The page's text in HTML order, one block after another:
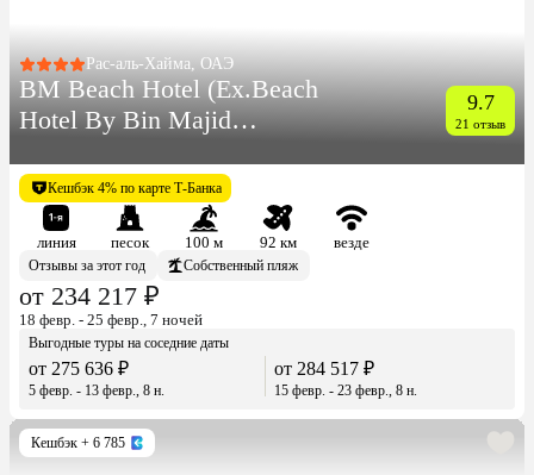
Рас-аль-Хайма, ОАЭ
BM Beach Hotel (Ex.Beach
Hotel By Bin Majid
9.7
21 отзыв
Кешбэк 4% по карте Т-Банка
линия песок 100 м 92 км
везде
Отзывы за этот год
Собственный пляж
от 234 217 ₽
18 февр. - 25 февр., 7 ночей
Выгодные туры на соседние даты
от 275 636 ₽
5 февр. - 13 февр., 8 н.
от 284 517 ₽
15 февр. - 23 февр., 8 н.
Кешбэк + 6 785